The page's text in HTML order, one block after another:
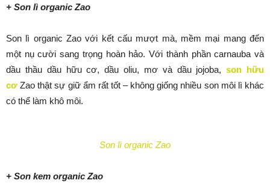
+ Son lì organic Zao
Son lì organic Zao với kết cấu mượt mà, mềm mại mang đến
một nụ cười sang trọng hoàn hảo. Với thành phần carnauba và
dầu thầu dầu hữu cơ, dầu oliu, mơ và dầu jojoba,son hữu
cơ Zao thật sự giữ ẩm rất tốt – không giống nhiều son môi lì khác
có thể làm khô môi.
Son lì organic Zao
+ Son kem organic Zao